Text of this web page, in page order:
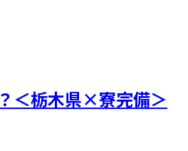
＜栃木県×寮完備＞